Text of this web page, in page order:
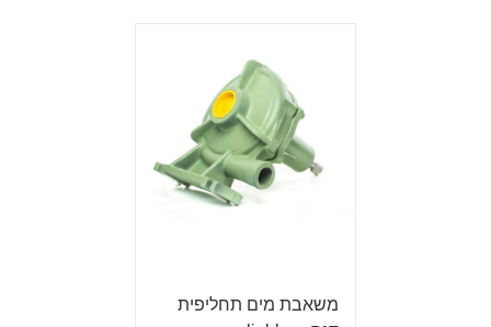
משאבת מים תחליפית